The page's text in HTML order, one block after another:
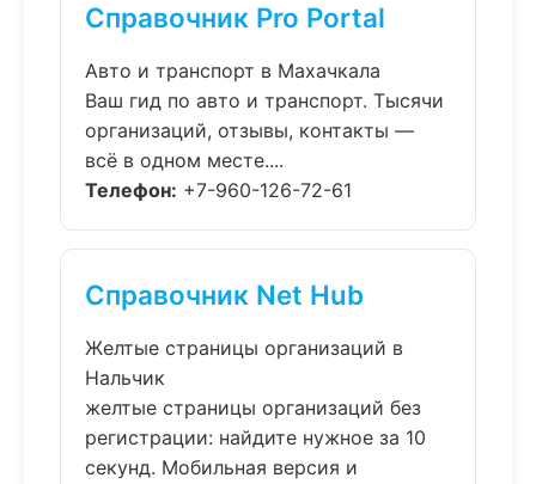
Справочник Pro Portal
Авто и транспорт в Махачкала
Ваш гид по авто и транспорт. Тысячи
организаций, отзывы, контакты —
всё в одном месте....
Телефон: +7-960-126-72-61
Справочник Net Hub
Желтые страницы организаций в
Нальчик
желтые страницы организаций без
регистрации: найдите нужное за 10
секунд. Мобильная версия и